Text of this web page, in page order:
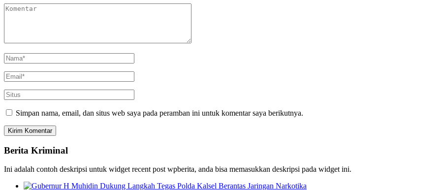
Simpan nama, email, dan situs web saya pada peramban ini untuk komentar saya berikutnya.
Berita Kriminal
Ini adalah contoh deskripsi untuk widget recent post wpberita, anda bisa memasukkan deskripsi pada widget ini.